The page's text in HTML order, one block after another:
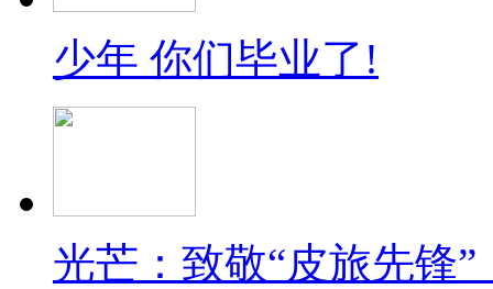
少年 你们毕业了!
光芒：致敬“皮旅先锋”